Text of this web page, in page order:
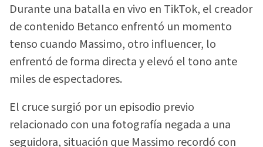
Durante una batalla en vivo en TikTok, el creador
de contenido Betanco enfrentó un momento
tenso cuando Massimo, otro influencer, lo
enfrentó de forma directa y elevó el tono ante
miles de espectadores.
El cruce surgió por un episodio previo
relacionado con una fotografía negada a una
seguidora, situación que Massimo recordó con